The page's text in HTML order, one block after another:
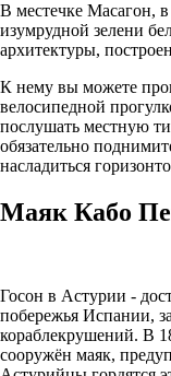
В местечке Масагон,
изумрудной зелени
архитектуры,
К нему вы можете
велосипедной
послушать местную
обязательно
насладиться
Маяк Кабо
Госон в Астурии -
побережья Испании,
кораблекрушений. В
сооружён маяк,